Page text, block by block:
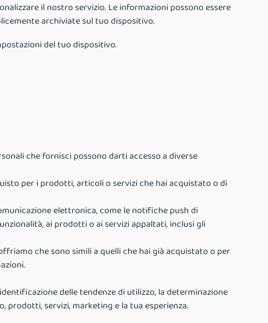
il nostro servizio. Le informazioni possono essere
archiviate sul tuo dispositivo.
del tuo dispositivo.
che fornisci possono darti accesso a diverse
per i prodotti, articoli o servizi che hai acquistato o di
elettronica, come le notifiche push di
ai prodotti o ai servizi appaltati, inclusi gli
che sono simili a quelli che hai già acquistato o per
delle tendenze di utilizzo, la determinazione
prodotti, servizi, marketing e la tua esperienza.